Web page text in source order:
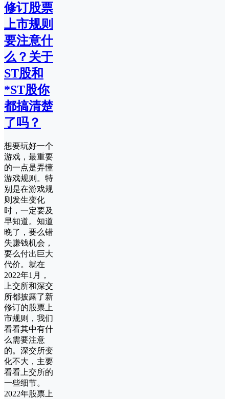
修订股票
上市规则
要注意什
么？关于
ST股和
*ST股你
都搞清楚
了吗？
想要玩好一个
游戏，最重要
的一点是弄懂
游戏规则。特
别是在游戏规
则发生变化
时，一定要及
早知道。知道
晚了，要么错
失赚钱机会，
要么付出巨大
代价。就在
2022年1月，
上交所和深交
所都披露了新
修订的股票上
市规则，我们
看看其中有什
么需要注意
的。深交所变
化不大，主要
看看上交所的
一些细节。
2022年股票上